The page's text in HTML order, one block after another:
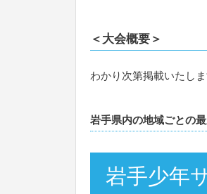
＜大会概要＞
わかり次第掲載いたし
岩手県内の地域ごとの
岩手少年